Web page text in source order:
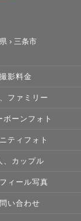
› 三条市
撮影料金
ファミリー
ボーンフォト
ティフォト
、カップル
ィール写真
い合わせ